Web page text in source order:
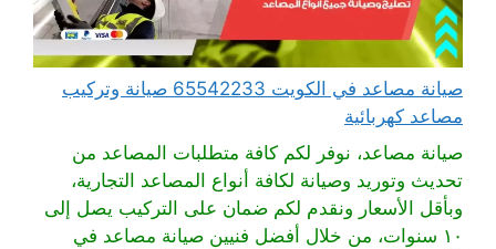
صيانة مصاعد في الكويت 65542233 صيانة وتركيب
مصاعد كهربائية
صيانة مصاعد، نوفر لكم كافة متطلبات المصاعد من
تحديث وتوريد وصيانة لكافة أنواع المصاعد التجارية،
وبأقل الأسعار ونقدم لكم ضمان على التركيب يصل إلى
١٠ سنوات، من خلال أفضل فنيين صيانة مصاعد في